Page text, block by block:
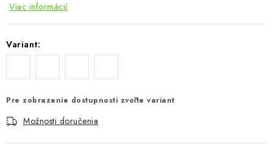
Viac informácií
Variant:
Pre zobrazenie dostupnosti zvoľte variant
Možnosti doručenia